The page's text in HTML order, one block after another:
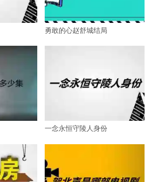
勇敢的心赵舒城结局
一念永恒守陵人身份